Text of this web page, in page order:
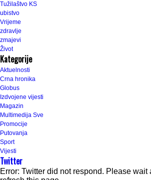
Tužilaštvo KS
ubistvo
Vrijeme
zdravlje
zmajevi
Život
Kategorije
Aktuelnosti
Crna hronika
Globus
Izdvojene vijesti
Magazin
Multimedija Sve
Promocije
Putovanja
Sport
Vijesti
Twitter
Error: Twitter did not respond. Please wait